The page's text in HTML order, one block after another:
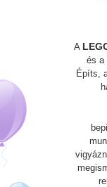
A
és a
Építs,